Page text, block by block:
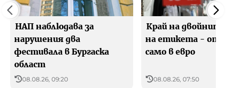
НАП наблюдава за
нарушения два
фестивала в Бургаска
област
08.08.26, 09:20
Край на
на етикета - от
само в евро
08.08.26, 07:50